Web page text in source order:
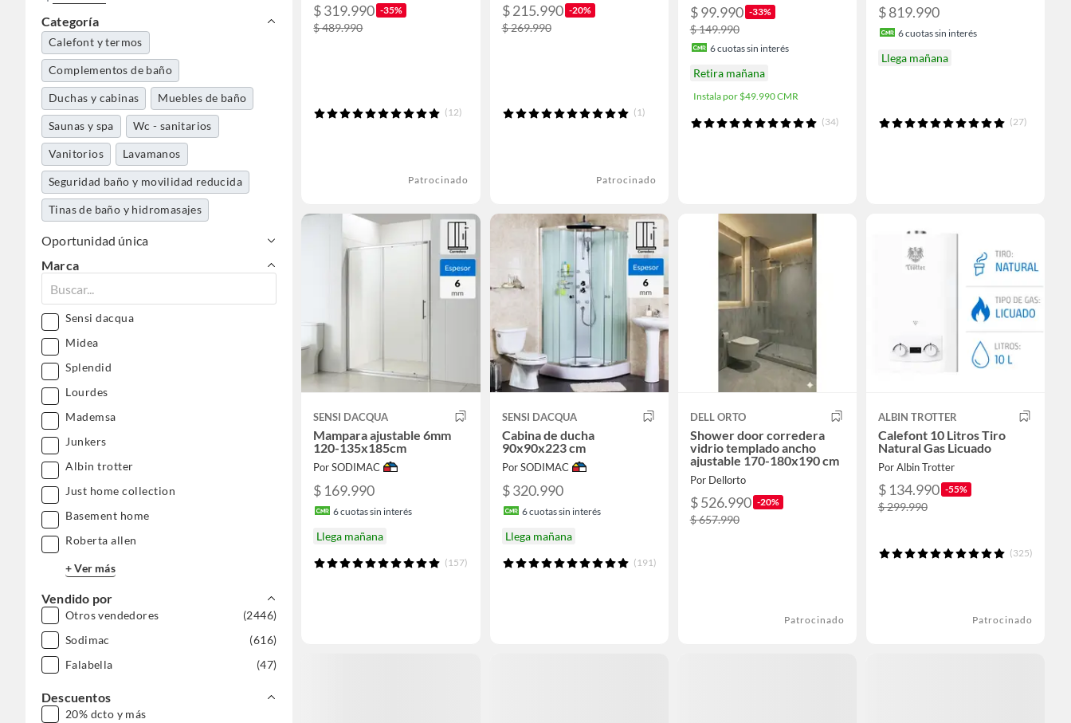
Categoría
Calefont y termos
Complementos de baño
Duchas y cabinas Muebles de baño
Saunas y spa Wc - sanitarios
Vanitorios Lavamanos
Seguridad baño y movilidad reducida
Tinas de baño y hidromasajes
Oportunidad única
Marca
Sensi dacqua
Midea
Splendid
Lourdes
Mademsa
Junkers
Albin trotter
Just home collection
Basement home
Roberta allen
+ Ver más
Vendido por
Otros vendedores
(2446)
Sodimac
(616)
Falabella
(47)
Descuentos
20% dcto y más
$ 319.990 -35%
$ 489.990
(12)
Patrocinado
$ 215.990 -20%
$ 269.990
(1)
Patrocinado
$ 99.990 -33%
$ 149.990
6cuotas sin interés
Retira mañana
Instala por $49.990 CMR
(34)
$ 819.990
6cuotas sin interés
Llega mañana
(27)
SENSI DACQUA
Mampara ajustable 6mm
120-135x185cm
Por SODIMAC
$ 169.990
6cuotas sin interés
Llega mañana
(157)
SENSI DACQUA
Cabina de ducha
90x90x223 cm
Por SODIMAC
$ 320.990
6cuotas sin interés
Llega mañana
(191)
DELL ORTO
Shower door corredera
vidrio templado ancho
ajustable 170-180x190 cm
Por Dellorto
$ 526.990 -20%
$ 657.990
Patrocinado
ALBIN TROTTER
Calefont 10 Litros Tiro
Natural Gas Licuado
Por Albin Trotter
$ 134.990 -55%
$ 299.990
(325)
Patrocinado